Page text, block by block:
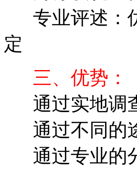
专业评述：
定
三、优势：
通过实地调
通过不同的
通过专业的